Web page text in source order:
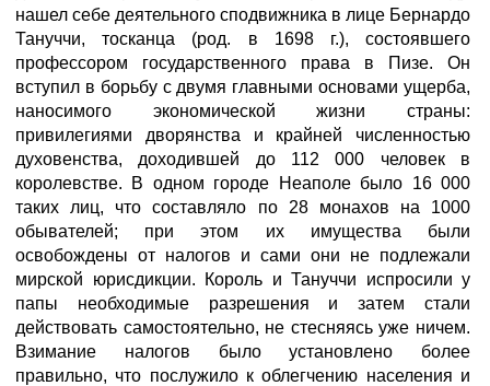
нашел себе деятельного сподвижника в лице Бернардо
Тануччи, тосканца (род. в 1698 г.), состоявшего
профессором государственного права в Пизе. Он
вступил в борьбу с двумя главными основами ущерба,
наносимого экономической жизни страны:
привилегиями дворянства и крайней численностью
духовенства, доходившей до 112 000 человек в
королевстве. В одном городе Неаполе было 16 000
таких лиц, что составляло по 28 монахов на 1000
обывателей; при этом их имущества были
освобождены от налогов и сами они не подлежали
мирской юрисдикции. Король и Тануччи испросили у
папы необходимые разрешения и затем стали
действовать самостоятельно, не стесняясь уже ничем.
Взимание налогов было установлено более
правильно, что послужило к облегчению населения и